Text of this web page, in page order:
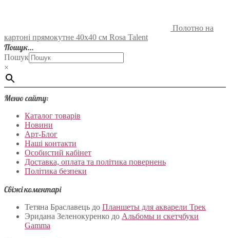
Полотно на
картоні прямокутне 40х40 см Rosa Talent
Пошук…
Пошук
×
Меню сайту:
Каталог товарів
Новини
Арт-Блог
Наші контакти
Особистий кабінет
Доставка, оплата та політика повернень
Політика безпеки
Свіжі коментарі
Тетяна Браславець до Планшеты для акварели Трек
Эридана Зеленокуренко до Альбомы и скетчбуки
Gamma